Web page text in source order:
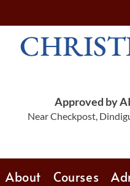
Approved by
Near Checkpost,
About Courses